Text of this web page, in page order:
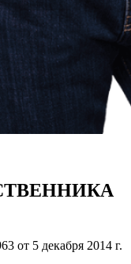
от 5 декабря 2014 г.